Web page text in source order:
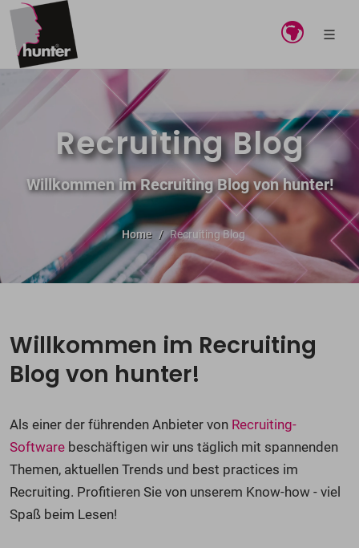
Recruiting Blog
Willkommen im Recruiting Blog von hunter!
Home Recruiting Blog
Willkommen im Recruiting
Blog von hunter!
Als einer der führenden Anbieter von Recruiting-
Software beschäftigen wir uns täglich mit spannenden
Themen, aktuellen Trends und best practices im
Recruiting. Profitieren Sie von unserem Know-how - viel
Spaß beim Lesen!